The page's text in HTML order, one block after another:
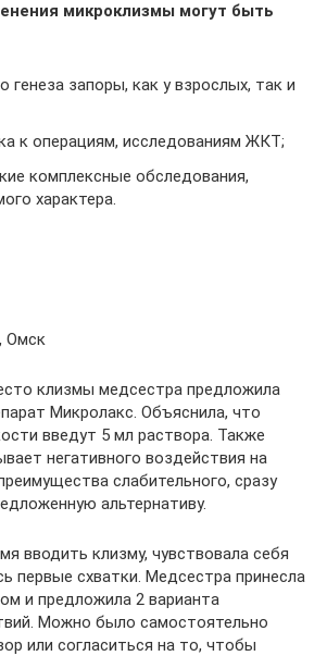
микроклизмы могут быть
генеза запоры, как у взрослых, так и
к операциям, исследованиям ЖКТ;
комплексные обследования,
характера.
Омск
клизмы медсестра предложила
Микролакс. Объяснила, что
введут 5 мл раствора. Также
негативного воздействия на
слабительного, сразу
альтернативу.
вводить клизму, чувствовала себя
первые схватки. Медсестра принесла
и предложила 2 варианта
Можно было самостоятельно
или согласиться на то, чтобы